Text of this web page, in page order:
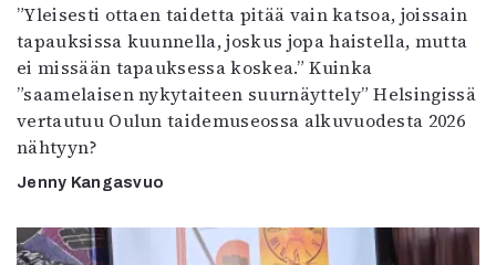
”Yleisesti ottaen taidetta pitää vain katsoa, joissain
tapauksissa kuunnella, joskus jopa haistella, mutta
ei missään tapauksessa koskea.” Kuinka
”saamelaisen nykytaiteen suurnäyttely” Helsingissä
vertautuu Oulun taidemuseossa alkuvuodesta 2026
nähtyyn?
Jenny Kangasvuo